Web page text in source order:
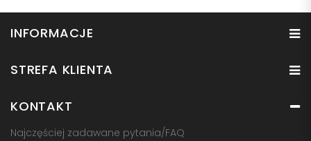
INFORMACJE
STREFA KLIENTA
KONTAKT
Najczęściej zadawane pytania/FAQ